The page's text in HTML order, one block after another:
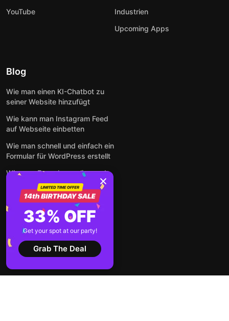
YouTube
Industrien
Upcoming Apps
Blog
Wie man einen KI-Chatbot zu
seiner Website hinzufügt
Wie kann man Instagram Feed
auf Webseite einbetten
Wie man schnell und einfach ein
Formular für WordPress erstellt
Wie man Formulare online und
kostenlos auf jeder Website
einbettet
So betten Sie Google-
Bewertungen kostenlos auf
einer Website ein
Alle Beiträge anzeigen
33% OFF
Get your spot at our party!
Grab The Deal